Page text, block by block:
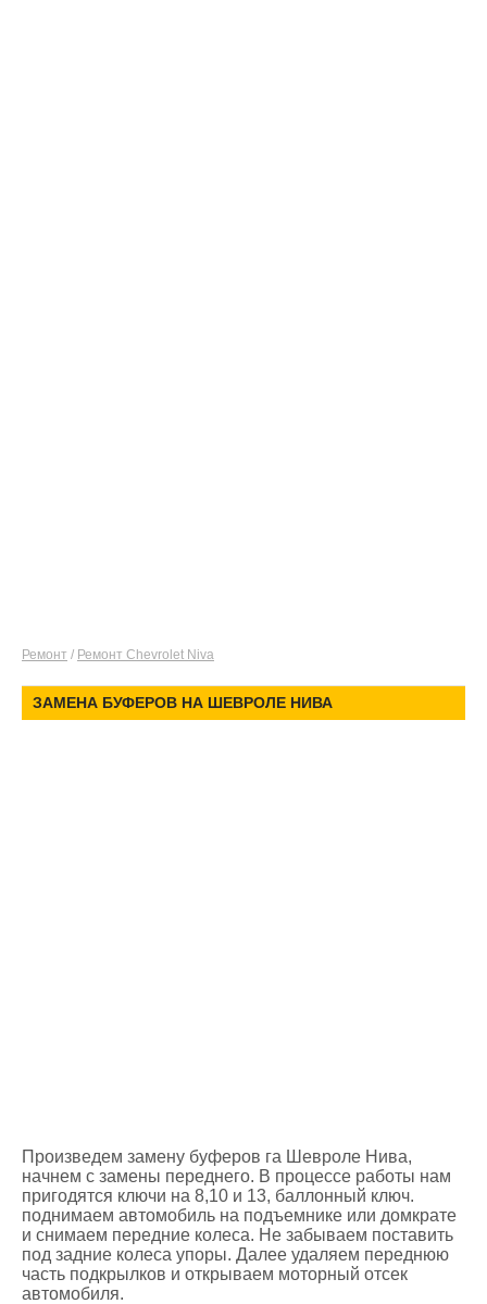
Ремонт / Ремонт Chevrolet Niva
ЗАМЕНА БУФЕРОВ НА ШЕВРОЛЕ НИВА
Произведем замену буферов га Шевроле Нива,
начнем с замены переднего. В процессе работы нам
пригодятся ключи на 8,10 и 13, баллонный ключ.
поднимаем автомобиль на подъемнике или домкрате
и снимаем передние колеса. Не забываем поставить
под задние колеса упоры. Далее удаляем переднюю
часть подкрылков и открываем моторный отсек
автомобиля.